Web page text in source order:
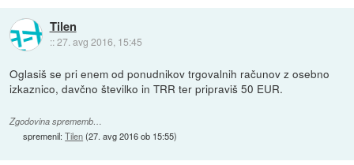
Tilen
::27. avg 2016, 15:45
Oglasiš se pri enem od ponudnikov trgovalnih računov z osebno
izkaznico, davčno številko in TRR ter pripraviš 50 EUR.
Zgodovina sprememb…
spremenil:Tilen(27. avg 2016 ob 15:55)